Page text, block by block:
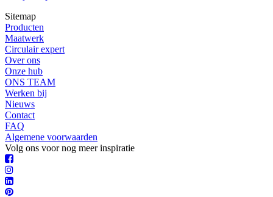
Sitemap
Producten
Maatwerk
Circulair expert
Over ons
Onze hub
ONS TEAM
Werken bij
Nieuws
Contact
FAQ
Algemene voorwaarden
Volg ons voor nog meer inspiratie